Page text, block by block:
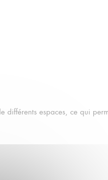
différents espaces, ce qui